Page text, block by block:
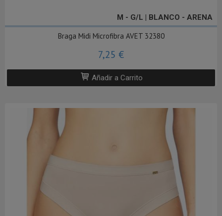
M - G/L | BLANCO - ARENA
Braga Midi Microfibra AVET 32380
7,25 €
Añadir a Carrito